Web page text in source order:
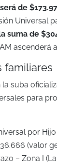
será de
Universal
suma de
ascenderá
familiares
suba
para
por
(valor
– Zona I